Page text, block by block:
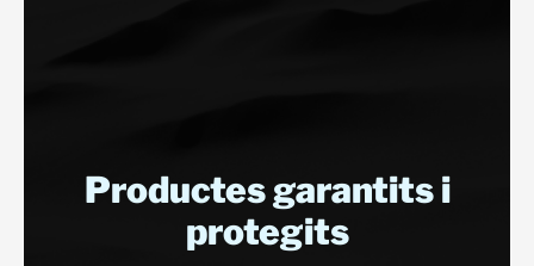
Productes garantits i
protegits